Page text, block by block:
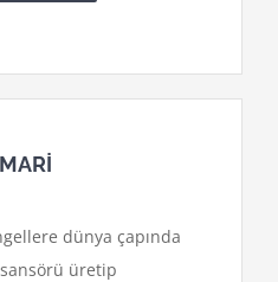
dünya çapında
üretip